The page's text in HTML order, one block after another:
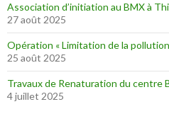
Association d’initiation au BMX à
27 août 2025
Opération « Limitation de la
25 août 2025
Travaux de Renaturation du centre
4 juillet 2025